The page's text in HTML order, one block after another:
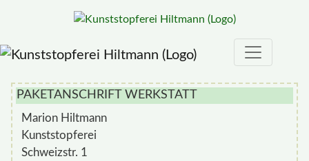
PAKETANSCHRIFT WERKSTATT
Marion Hiltmann
Kunststopferei
Schweizstr. 1